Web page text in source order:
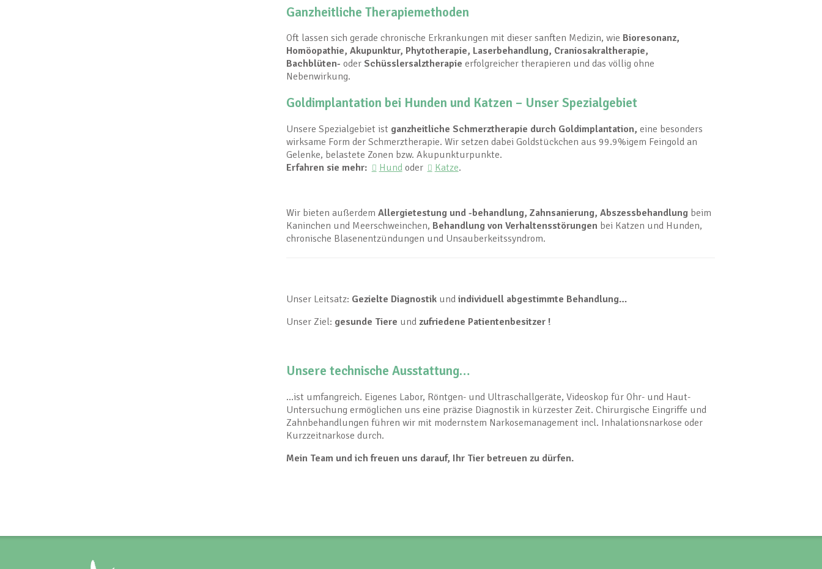
Ganzheitliche Therapiemethoden
Oft lassen sich gerade chronische Erkrankungen mit dieser sanften Medizin, wie Bioresonanz,
Homöopathie, Akupunktur, Phytotherapie, Laserbehandlung, Craniosakraltherapie,
Bachblüten- oder Schüsslersalztherapie erfolgreicher therapieren und das völlig ohne
Nebenwirkung.
Goldimplantation bei Hunden und Katzen – Unser Spezialgebiet
Unsere Spezialgebiet ist ganzheitliche Schmerztherapie durch Goldimplantation, eine besonders
wirksame Form der Schmerztherapie. Wir setzen dabei Goldstückchen aus 99.9%igem Feingold an
Gelenke, belastete Zonen bzw. Akupunkturpunkte.
Erfahren sie mehr:
Hundoder Katze.
Wir bieten außerdem Allergietestung und -behandlung, Zahnsanierung, Abszessbehandlung beim
Kaninchen und Meerschweinchen, Behandlung von Verhaltensstörungen bei Katzen und Hunden,
chronische Blasenentzündungen und Unsauberkeitssyndrom.
Unser Leitsatz: Gezielte Diagnostik und individuell abgestimmte Behandlung…
Unser Ziel: gesunde Tiere und zufriedene Patientenbesitzer !
Unsere technische Ausstattung…
…ist umfangreich. Eigenes Labor, Röntgen- und Ultraschallgeräte, Videoskop für Ohr- und Haut-
Untersuchung ermöglichen uns eine präzise Diagnostik in kürzester Zeit. Chirurgische Eingriffe und
Zahnbehandlungen führen wir mit modernstem Narkosemanagement incl. Inhalationsnarkose oder
Kurzzeitnarkose durch.
Mein Team und ich freuen uns darauf, Ihr Tier betreuen zu dürfen.